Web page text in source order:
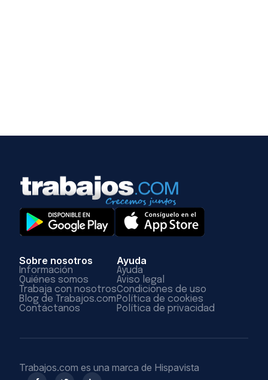
Sobre nosotros
Información
Quiénes somos
Trabaja con nosotros
Blog de Trabajos.com
Contáctanos
Ayuda
Ayuda
Aviso legal
Condiciones de uso
Política de cookies
Política de privacidad
Trabajos.com es una marca de Hispavista